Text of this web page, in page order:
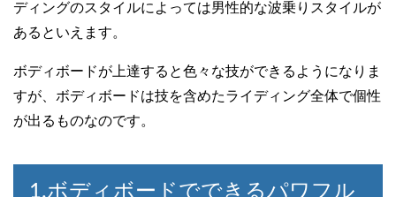
ディングのスタイルによっては男性的な波乗りスタイルが
あるといえます。
ボディボードが上達すると色々な技ができるようになりま
すが、ボディボードは技を含めたライディング全体で個性
が出るものなのです。
1.ボディボードでできるパワフル